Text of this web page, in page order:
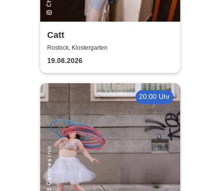
Catt
Rostock, Klostergarten
19.08.2026
20:00 Uhr